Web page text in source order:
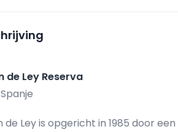
de Ley Reserva
de Ley is opgericht in 1985 door